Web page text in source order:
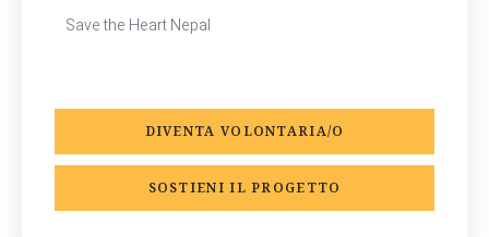
Save the Heart Nepal
DIVENTA VOLONTARIA/O
SOSTIENI IL PROGETTO